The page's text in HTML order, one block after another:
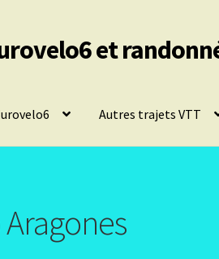
et
Autres trajets VTT